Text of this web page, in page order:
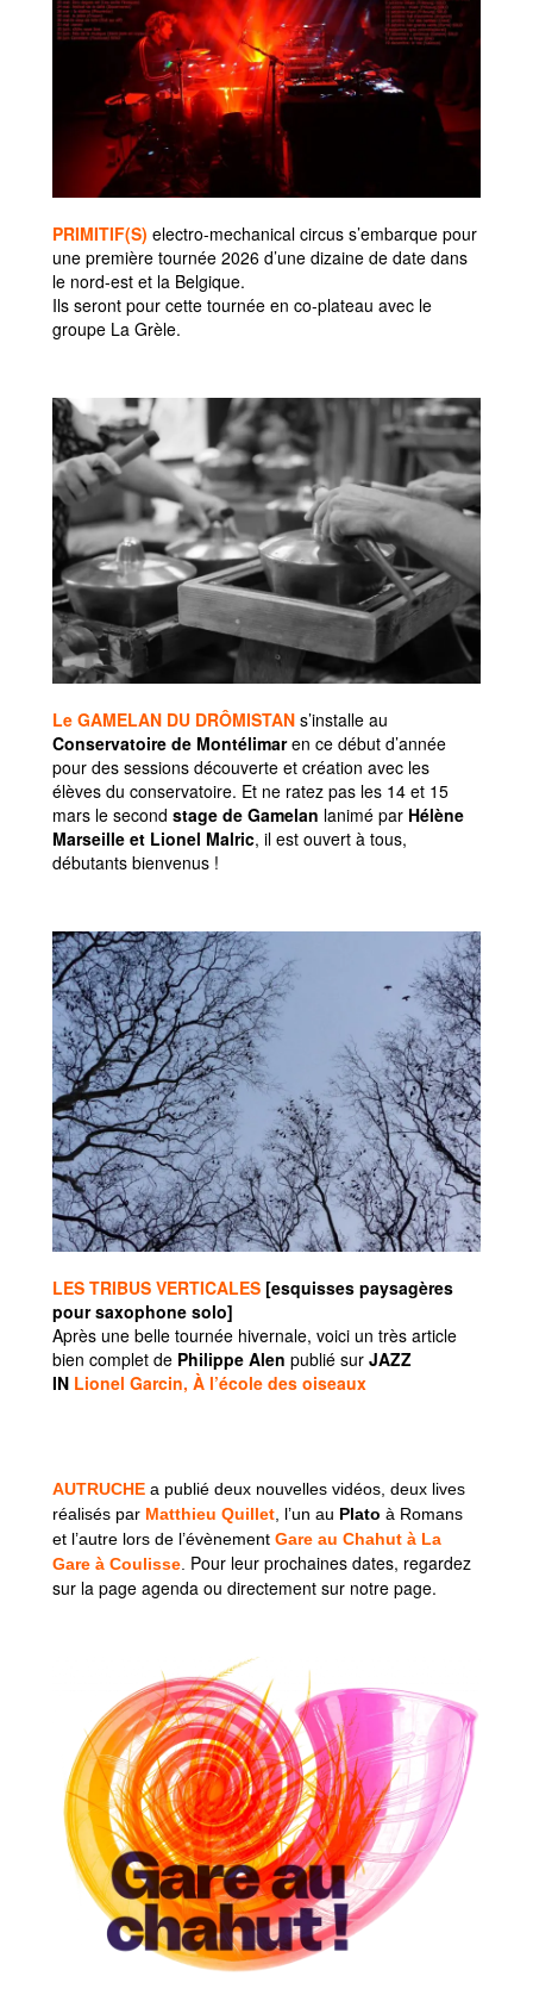
PRIMITIF(S) electro-mechanical circus s’embarque pour
une première tournée 2026 d’une dizaine de date dans
le nord-est et la Belgique.
Ils seront pour cette tournée en co-plateau avec le
groupe La Grèle.
Le GAMELAN DU DRÔMISTAN s’installe au
Conservatoire de Montélimaren ce début d’année
pour des sessions découverte et création avec les
élèves du conservatoire. Et ne ratez pas les 14 et 15
mars le secondstage de Gamelan lanimé par Hélène
Marseille et Lionel Malric, il est ouvert à tous,
débutants bienvenus !
LES TRIBUS VERTICALES [esquisses paysagères
pour saxophone solo]
Après une belle tournée hivernale, voici un très article
bien complet de Philippe Alen publié surJAZZ
IN Lionel Garcin, À l’école des oiseaux
AUTRUCHE a publié deux nouvelles vidéos, deux lives
réalisés par Matthieu Quillet , l’un au Plato à Romans
et l’autre lors de l’évènementGare au Chahut à La
Gare à Coulisse Pour leur prochaines dates, regardez
sur la page agenda ou directement sur notre page.